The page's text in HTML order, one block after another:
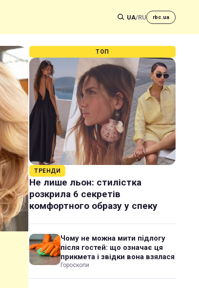
UA/RU rbc.ua
ТОП
ТРЕНДИ
Не лише льон: стилістка
розкрила 6 секретів
комфортного образу у спеку
Чому не можна мити підлогу
після гостей: що означає ця
прикмета і звідки вона взялася
Гороскопи